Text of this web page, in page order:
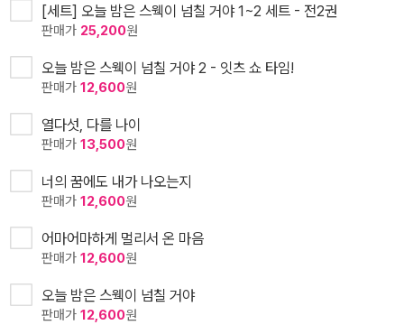
[세트] 오늘 밤은 스웩이 넘칠 거야 1~2 세트 - 전2권
판매가 25,200원
오늘 밤은 스웩이 넘칠 거야 2 - 잇츠 쇼 타임!
판매가 12,600원
열다섯, 다를 나이
판매가 13,500원
너의 꿈에도 내가 나오는지
판매가 12,600원
어마어마하게 멀리서 온 마음
판매가 12,600원
오늘 밤은 스웩이 넘칠 거야
판매가 12,600원